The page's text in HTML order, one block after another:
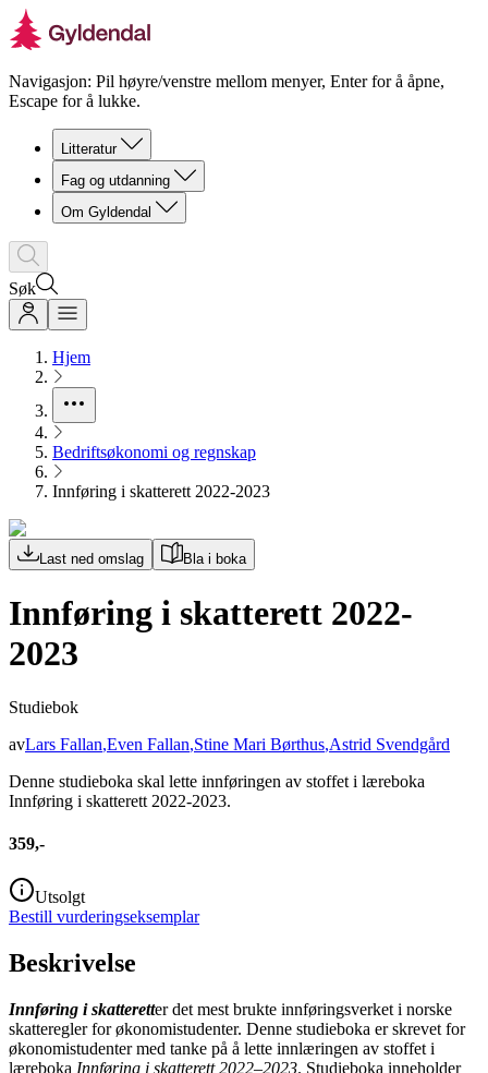
Navigasjon: Pil høyre/venstre mellom menyer, Enter for å åpne,
Escape for å lukke.
Litteratur
Fag og utdanning
Om Gyldendal
Søk
Hjem
Bedriftsøkonomi og regnskap
Innføring i skatterett 2022-2023
Last ned omslag Bla i boka
Innføring i skatterett 2022-
2023
Studiebok
avLars Fallan,Even Fallan,Stine Mari Børthus,Astrid Svendgård
Denne studieboka skal lette innføringen av stoffet i læreboka
Innføring i skatterett 2022-2023.
359,-
Utsolgt
Bestill vurderingseksemplar
Beskrivelse
Innføring i skatteretter det mest brukte innføringsverket i norske
skatteregler for økonomistudenter. Denne studieboka er skrevet for
økonomistudenter med tanke på å lette innlæringen av stoffet i
læreboka Innføring i skatterett 2022–2023. Studieboka inneholder